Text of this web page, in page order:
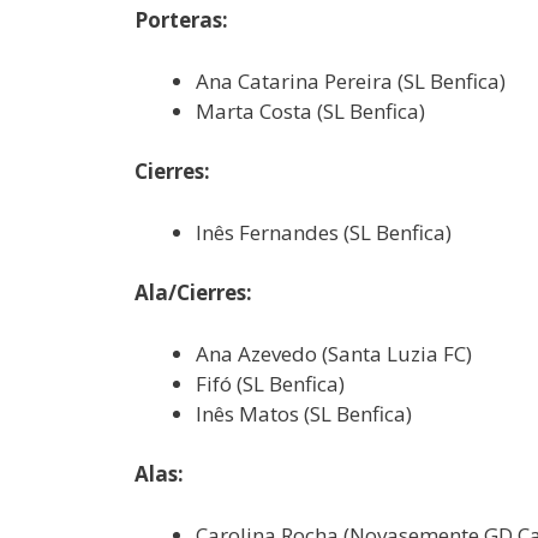
Porteras:
Ana Catarina Pereira (SL Benfica)
Marta Costa (SL Benfica)
Cierres:
Inês Fernandes (SL Benfica)
Ala/Cierres:
Ana Azevedo (Santa Luzia FC)
Fifó (SL Benfica)
Inês Matos (SL Benfica)
Alas: